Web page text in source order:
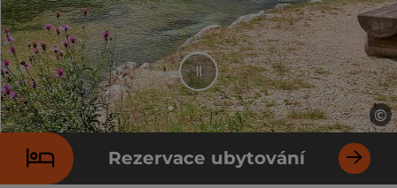
©
Stop
Element 2 od 7
Rezervace ubytování